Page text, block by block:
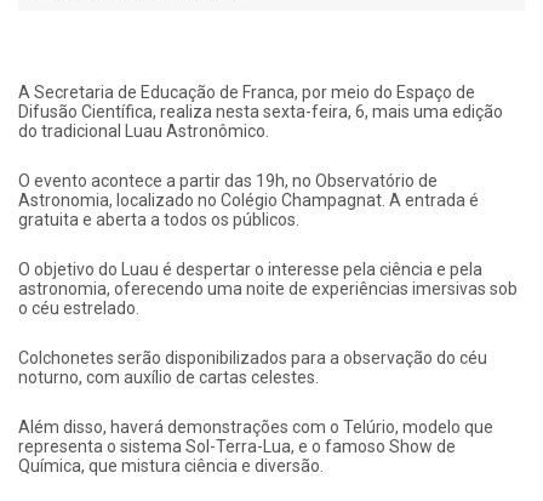
A Secretaria de Educação de Franca, por meio do Espaço de
Difusão Científica, realiza nesta sexta-feira, 6, mais uma edição
do tradicional Luau Astronômico.
O evento acontece a partir das 19h, no Observatório de
Astronomia, localizado no Colégio Champagnat. A entrada é
gratuita e aberta a todos os públicos.
O objetivo do Luau é despertar o interesse pela ciência e pela
astronomia, oferecendo uma noite de experiências imersivas sob
o céu estrelado.
Colchonetes serão disponibilizados para a observação do céu
noturno, com auxílio de cartas celestes.
Além disso, haverá demonstrações com o Telúrio, modelo que
representa o sistema Sol-Terra-Lua, e o famoso Show de
Química, que mistura ciência e diversão.